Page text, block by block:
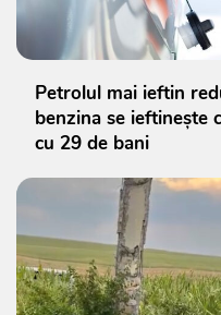
Petrolul mai ieftin
benzina se ieftinește
cu 29 de bani